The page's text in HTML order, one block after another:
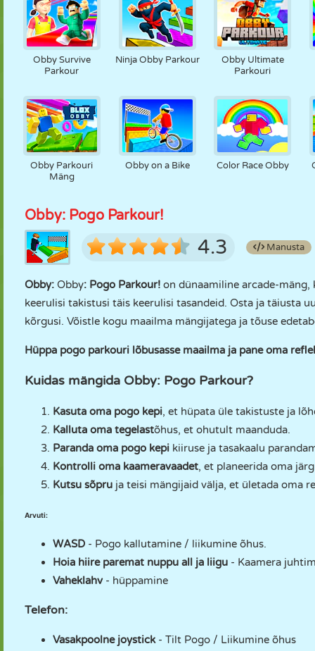
Obby Survive
Parkour
Ninja Obby Parkour
Obby Ultimate
Parkouri
Obby Parkouri
Mäng
Obby on a Bike Color Race Obby
Obby: Pogo Parkour!
4.3 Manusta
Obby: Obby: Pogo Parkour! on dünaamiline arcade-mäng,
keerulisi takistusi täis keerulisi tasandeid. Osta ja täiusta
kõrgusi. Võistle kogu maailma mängijatega ja tõuse
Hüppa pogo parkouri lõbusasse maailma ja pane oma
Kuidas mängida Obby: Pogo Parkour?
Kasuta oma pogo kepi, et hüpata üle takistuste ja
Kalluta oma tegelastõhus, et ohutult maanduda.
Paranda oma pogo kepi kiiruse ja tasakaalu
Kontrolli oma kaameravaadet, et planeerida oma
Kutsu sõpru ja teisi mängijaid välja, et ületada oma
Arvuti:
WASD - Pogo kallutamine / liikumine õhus.
Hoia hiire paremat nuppu all ja liigu - Kaamera
Vaheklahv- hüppamine
Telefon:
Vasakpoolne joystick- Tilt Pogo / Liikumine õhus